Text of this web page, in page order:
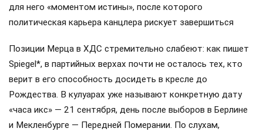
для него «моментом истины», после которого
политическая карьера канцлера рискует завершиться
Позиции Мерца в ХДС стремительно слабеют: как пишет
Spiegel*, в партийных верхах почти не осталось тех, кто
верит в его способность досидеть в кресле до
Рождества. В кулуарах уже называют конкретную дату
«часа икс» — 21 сентября, день после выборов в Берлине
и Мекленбурге — Передней Померании. По слухам,